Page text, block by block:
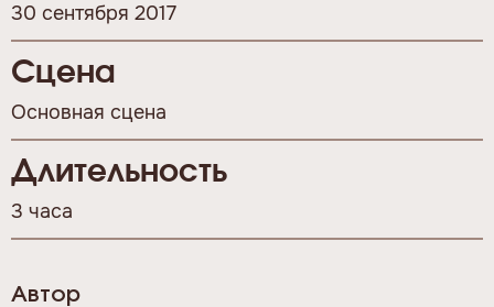
30 сентября 2017
Сцена
Основная сцена
Длительность
3 часа
Автор